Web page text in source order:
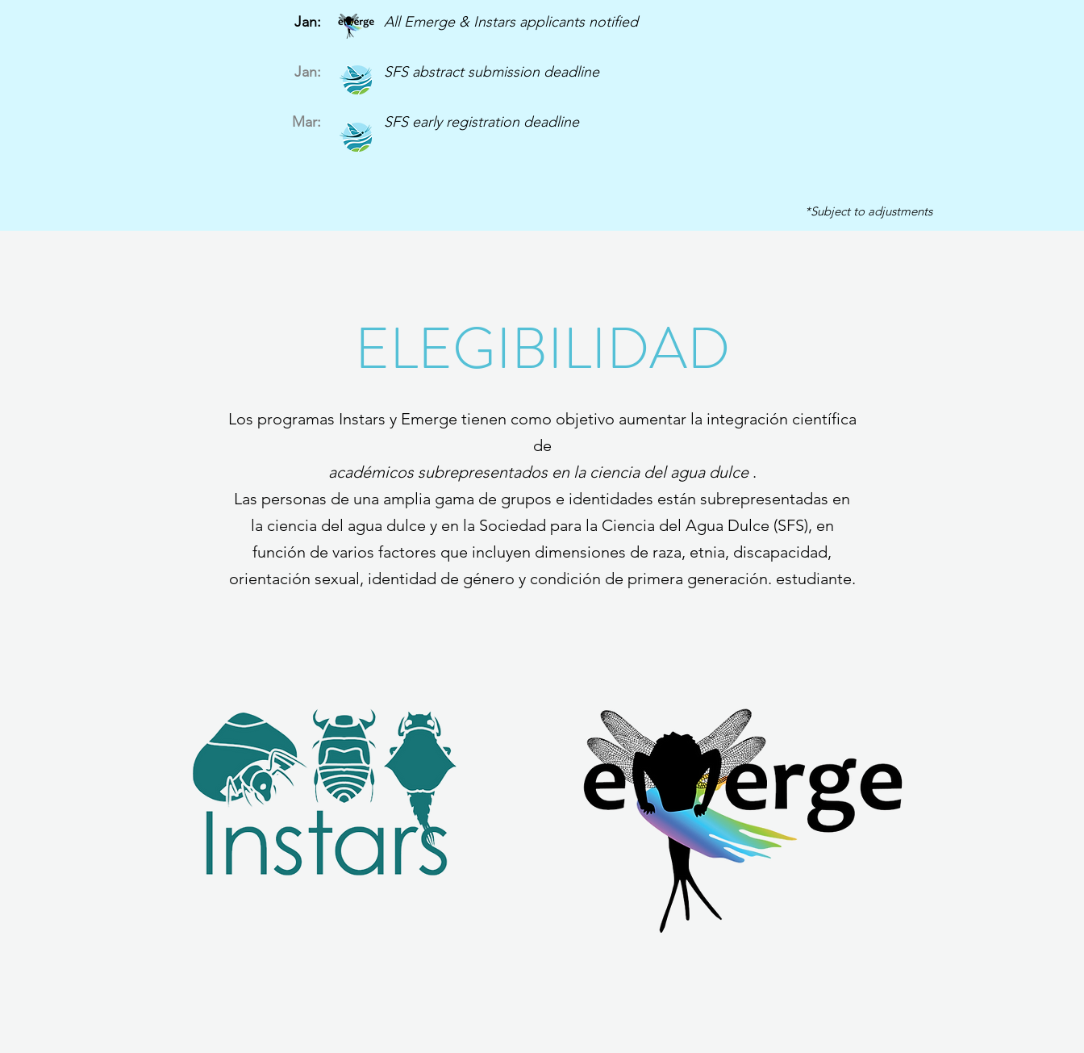
Jan:
Jan:
Mar:
All Emerge & Instars applicants notified
SFS abstract submission deadline
SFS early registration deadline
*Subject to adjustments
ELEGIBILIDAD
Los programas Instars y Emerge tienen como objetivo aumentar la integración científica
de
académicos subrepresentados en la ciencia del agua dulce.
Las personas de una amplia gama de grupos e identidades están subrepresentadas en
la ciencia del agua dulce y en la Sociedad para la Ciencia del Agua Dulce (SFS), en
función de varios factores que incluyen dimensiones de raza, etnia, discapacidad,
orientación sexual, identidad de género y condición de primera generación. estudiante.